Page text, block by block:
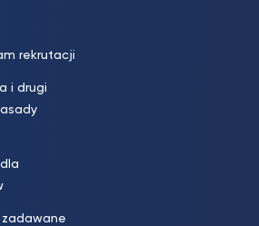
rekrutacji
i drugi